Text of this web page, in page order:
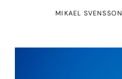
MIKAEL SVENSSON